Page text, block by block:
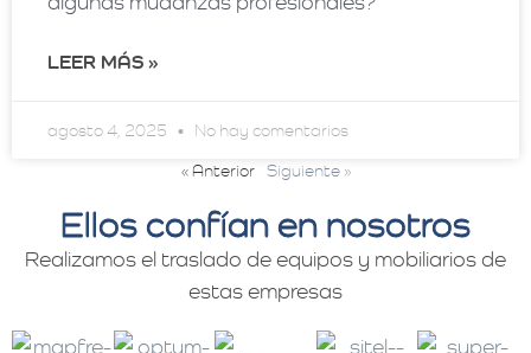
LEER MÁS »
agosto 4, 2025 No hay comentarios
« Anterior Siguiente »
Ellos confían en nosotros
Realizamos el traslado de equipos y mobiliarios de
estas empresas